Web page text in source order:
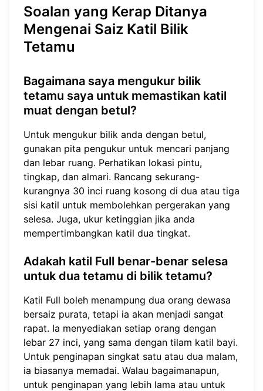
Soalan yang Kerap Ditanya
Mengenai Saiz Katil Bilik
Tetamu
Bagaimana saya mengukur bilik
tetamu saya untuk memastikan katil
muat dengan betul?
Untuk mengukur bilik anda dengan betul,
gunakan pita pengukur untuk mencari panjang
dan lebar ruang. Perhatikan lokasi pintu,
tingkap, dan almari. Rancang sekurang-
kurangnya 30 inci ruang kosong di dua atau tiga
sisi katil untuk membolehkan pergerakan yang
selesa. Juga, ukur ketinggian jika anda
mempertimbangkan katil dua tingkat.
Adakah katil Full benar-benar selesa
untuk dua tetamu di bilik tetamu?
Katil Full boleh menampung dua orang dewasa
bersaiz purata, tetapi ia akan menjadi sangat
rapat. Ia menyediakan setiap orang dengan
lebar 27 inci, yang sama dengan tilam katil bayi.
Untuk penginapan singkat satu atau dua malam,
ia biasanya memadai. Walau bagaimanapun,
untuk penginapan yang lebih lama atau untuk